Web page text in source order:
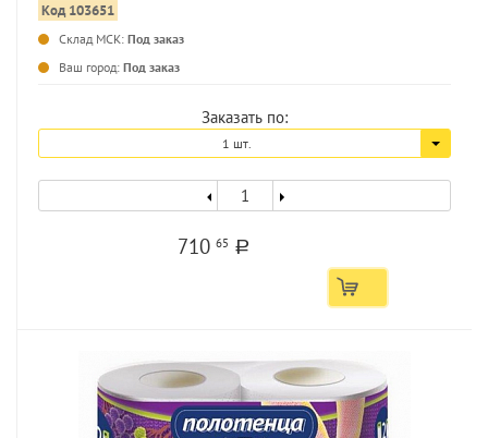
Код 103651
Склад МСК: Под заказ
Ваш город: Под заказ
Заказать по:
1 шт.
71065 a